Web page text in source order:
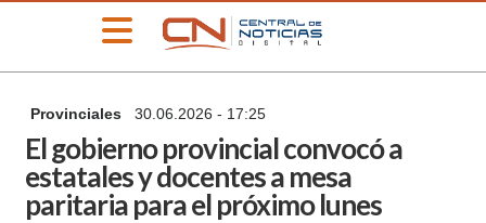
PORTADA
Deportes
Provinciales 30.06.2026 - 17:25
El gobierno provincial convocó a
estatales y docentes a mesa
paritaria para el próximo lunes